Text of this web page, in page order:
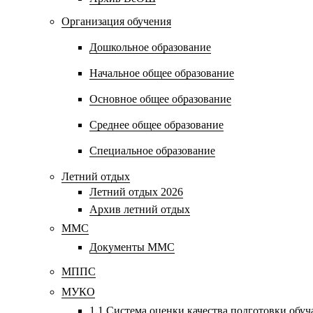
Организация обучения
Дошкольное образование
Начальное общее образование
Основное общее образование
Среднее общее образование
Специальное образование
Летний отдых
Летний отдых 2026
Архив летний отдых
ММС
Документы ММС
МППС
МУКО
1.1 Система оценки качества подготовки